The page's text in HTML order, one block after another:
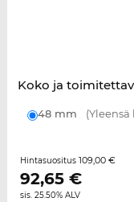
Koko ja
48 mm (Yleensä
Hintasuositus 109,00 €
92,65€
sis. 25.50% ALV